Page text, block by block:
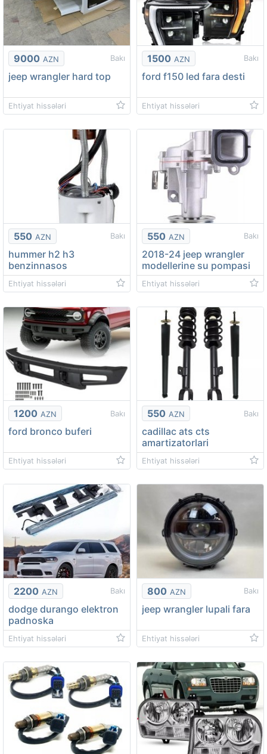
9000 AZN Bakı
jeep wrangler hard top
Ehtiyat hissələri
1500 AZN Bakı
ford f150 led fara desti
Ehtiyat hissələri
550 AZN Bakı
hummer h2 h3
benzinnasos
Ehtiyat hissələri
550 AZN Bakı
2018-24 jeep wrangler
modellerine su pompasi
Ehtiyat hissələri
1200 AZN Bakı
ford bronco buferi
Ehtiyat hissələri
550 AZN Bakı
cadillac ats cts
amartizatorlari
Ehtiyat hissələri
2200 AZN Bakı
dodge durango elektron
padnoska
Ehtiyat hissələri
800 AZN Bakı
jeep wrangler lupali fara
Ehtiyat hissələri